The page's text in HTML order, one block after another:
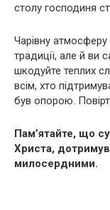
столу господиня
Чарівну атмосферу
традиції, але й ви
шкодуйте теплих
всім, хто
був опорою.
Пам’ятайте, що
Христа,
милосердними.